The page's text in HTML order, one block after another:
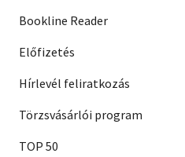
Bookline Reader
Előfizetés
Hírlevél feliratkozás
Törzsvásárlói program
TOP 50